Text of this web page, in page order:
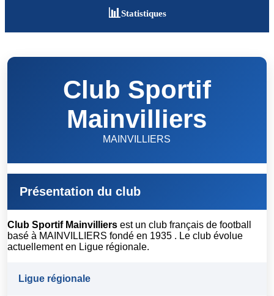
📊Statistiques
Club Sportif
Mainvilliers
MAINVILLIERS
Présentation du club
Club Sportif Mainvilliers est un club français de football
basé à MAINVILLIERS fondé en 1935 . Le club évolue
actuellement en Ligue régionale.
Ligue régionale